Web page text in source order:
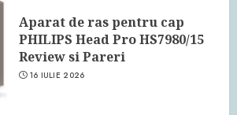
Aparat de ras pentru cap
PHILIPS Head Pro HS7980/15
Review si Pareri
16 IULIE 2026